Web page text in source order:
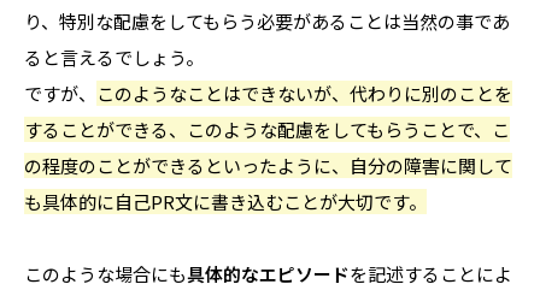
り、特別な配慮をしてもらう必要があることは当然の事であ
ると言えるでしょう。
ですが、 このようなことはできないが、代わりに別のことを
することができる、このような配慮をしてもらうことで、こ
の程度のことができるといったように、自分の障害に関して
も具体的に自己PR文に書き込むことが大切です。
このような場合にも具体的なエピソードを記述することによ